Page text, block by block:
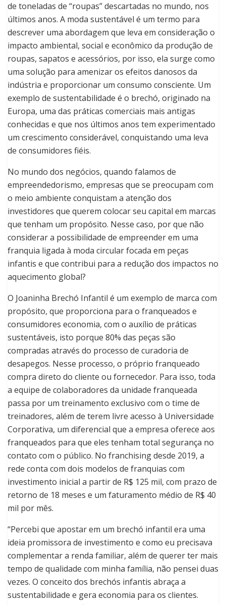
de toneladas de “roupas” descartadas no mundo, nos
últimos anos. A moda sustentável é um termo para
descrever uma abordagem que leva em consideração o
impacto ambiental, social e econômico da produção de
roupas, sapatos e acessórios, por isso, ela surge como
uma solução para amenizar os efeitos danosos da
indústria e proporcionar um consumo consciente. Um
exemplo de sustentabilidade é o brechó, originado na
Europa, uma das práticas comerciais mais antigas
conhecidas e que nos últimos anos tem experimentado
um crescimento considerável, conquistando uma leva
de consumidores fiéis.
No mundo dos negócios, quando falamos de
empreendedorismo, empresas que se preocupam com
o meio ambiente conquistam a atenção dos
investidores que querem colocar seu capital em marcas
que tenham um propósito. Nesse caso, por que não
considerar a possibilidade de empreender em uma
franquia ligada à moda circular focada em peças
infantis e que contribui para a redução dos impactos no
aquecimento global?
O Joaninha Brechó Infantil é um exemplo de marca com
propósito, que proporciona para o franqueados e
consumidores economia, com o auxílio de práticas
sustentáveis, isto porque 80% das peças são
compradas através do processo de curadoria de
desapegos. Nesse processo, o próprio franqueado
compra direto do cliente ou fornecedor. Para isso, toda
a equipe de colaboradores da unidade franqueada
passa por um treinamento exclusivo com o time de
treinadores, além de terem livre acesso à Universidade
Corporativa, um diferencial que a empresa oferece aos
franqueados para que eles tenham total segurança no
contato com o público. No franchising desde 2019, a
rede conta com dois modelos de franquias com
investimento inicial a partir de R$ 125 mil, com prazo de
retorno de 18 meses e um faturamento médio de R$ 40
mil por mês.
“Percebi que apostar em um brechó infantil era uma
ideia promissora de investimento e como eu precisava
complementar a renda familiar, além de querer ter mais
tempo de qualidade com minha família, não pensei duas
vezes. O conceito dos brechós infantis abraça a
sustentabilidade e gera economia para os clientes.